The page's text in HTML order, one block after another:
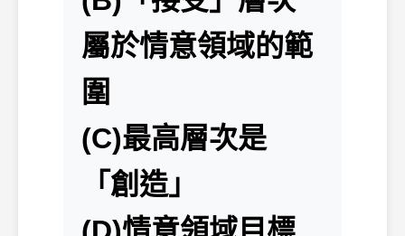
屬於情意領域的範
圍
(C)最高層次是
「創造」